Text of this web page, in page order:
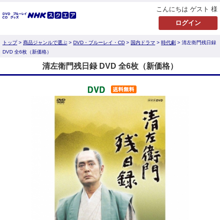
こんにちは ゲスト 様
トップ> 商品ジャンルで選ぶ > DVD・ブルーレイ・CD > 国内ドラマ > 時代劇 > 清左衛門残日録
DVD 全6枚（新価格）
清左衛門残日録 DVD 全6枚（新価格）